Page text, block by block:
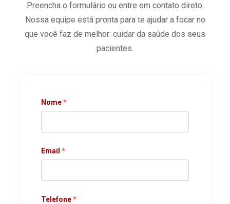
Preencha o formulário ou entre em contato direto.
Nossa equipe está pronta para te ajudar a focar no
que você faz de melhor: cuidar da saúde dos seus
pacientes.
Nome*
Email *
Telefone*